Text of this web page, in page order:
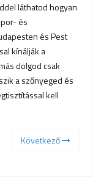
láthatod hogyan
és
és Pest
kínálják a
dolgod csak
a szőnyeged és
kell
Következő